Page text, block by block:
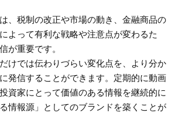
、税制の改正や市場の動き、金融商品の
よって有利な戦略や注意点が変わるた
が重要です。
けでは伝わりづらい変化点を、より分か
発信することができます。定期的に動画
資家にとって価値のある情報を継続的に
情報源」としてのブランドを築くことが